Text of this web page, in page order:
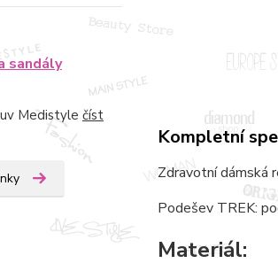
sandály
Medistyle číst
Kompletní
Zdravotní dámská
Podešev TREK:
Materiál: